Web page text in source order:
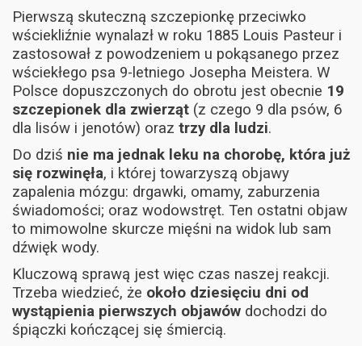
Pierwszą skuteczną szczepionkę przeciwko
wściekliźnie wynalazł w roku 1885 Louis Pasteur i
zastosował z powodzeniem u pokąsanego przez
wściekłego psa 9-letniego Josepha Meistera. W
Polsce dopuszczonych do obrotu jest obecnie 19
szczepionek dla zwierząt (z czego 9 dla psów, 6
dla lisów i jenotów) oraz trzy dla ludzi.
Do dziś nie ma jednak leku na chorobę, która już
się rozwinęła, i której towarzyszą objawy
zapalenia mózgu: drgawki, omamy, zaburzenia
świadomości; oraz wodowstręt. Ten ostatni objaw
to mimowolne skurcze mięśni na widok lub sam
dźwięk wody.
Kluczową sprawą jest więc czas naszej reakcji.
Trzeba wiedzieć, że około dziesięciu dni od
wystąpienia pierwszych objawów dochodzi do
śpiączki kończącej się śmiercią.